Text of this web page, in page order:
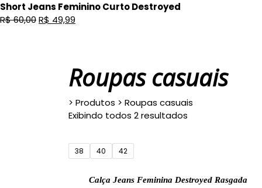
Short Jeans Feminino Curto Destroyed
R$60,00Original
R$ 49,99
Roupas casuais
> Produtos > Roupas casuais
Exibindo todos 2 resultados
38 40 42
Calça Jeans Feminina Destroyed Rasgada